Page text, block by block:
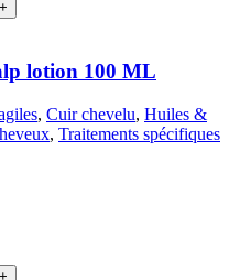
lotion 100 ML
, Cuir chevelu, Huiles &
, Traitements spécifiques